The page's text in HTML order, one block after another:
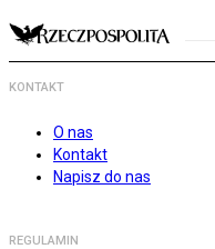
KONTAKT
O nas
Kontakt
Napisz do nas
REGULAMIN